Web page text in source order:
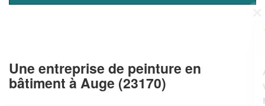
Une entreprise de peinture en
bâtiment à Auge (23170)
Augmentez votre chiffre d'affaires
vos margestout en gagnant de